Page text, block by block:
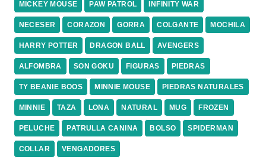
MICKEY MOUSE PAW PATROL INFINITY WAR
NECESER CORAZON GORRA COLGANTE MOCHILA
HARRY POTTER DRAGON BALL AVENGERS
ALFOMBRA SON GOKU FIGURAS PIEDRAS
TY BEANIE BOOS MINNIE MOUSE PIEDRAS NATURALES
MINNIE TAZA LONA NATURAL MUG FROZEN
PELUCHE PATRULLA CANINA BOLSO SPIDERMAN
COLLAR VENGADORES